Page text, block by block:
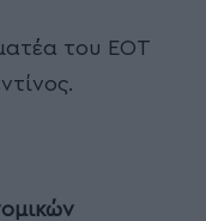
του ΕΟΤ